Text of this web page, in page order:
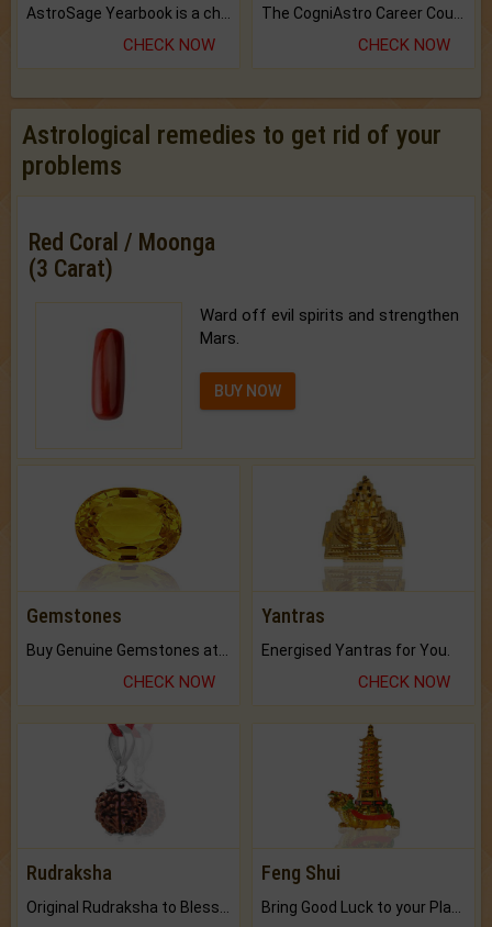
AstroSage Yearbook is a channel to fulfill your dreams and destiny.
CHECK NOW
The CogniAstro Career Counselling Report is the most comprehensive report available on this topic.
CHECK NOW
Astrological remedies to get rid of your
problems
Red Coral / Moonga
(3 Carat)
Ward off evil spirits and strengthen
Mars.
BUY NOW
Gemstones
CHECK NOW
Yantras
Energised Yantras for You.
CHECK NOW
Rudraksha Feng Shui